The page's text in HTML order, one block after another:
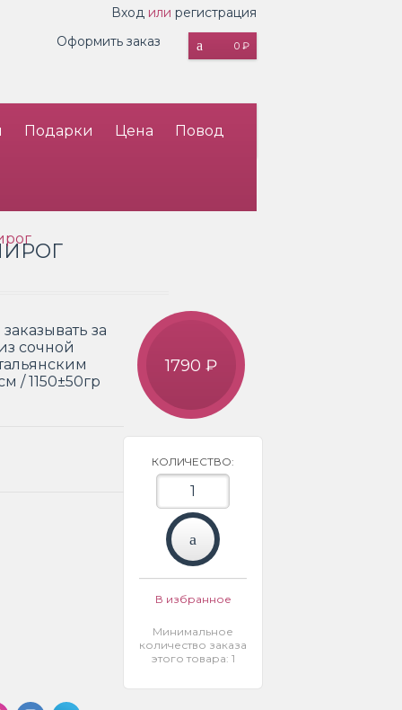
Вход или регистрация
0 ₽
Оформить заказ
Подарки Цена Повод
за
сочной
/ 1150±50гр
1790 ₽
КОЛИЧЕСТВО:
В избранное
Минимальное
количество заказа
этого товара: 1